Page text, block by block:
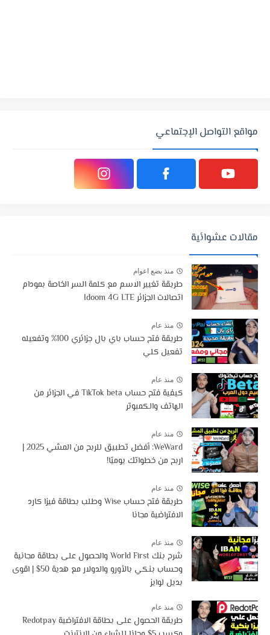
مواقع التواصل الإجتماعي
مقالات عشوائية
منذ بضع اعوام
طريقة تغيير الاسم مع كلمة السر الخاصة بمودام
اتصالات الجزائر Idoom 4G LTE
منذ عام
طريقة فتح حساب باي بال جزائري 100% وتفعيله
تفعيل كلي
منذ عام
كيفية فتح حساب TikTok beta في الجزائر من
الهاتف والكمبوتر
منذ عام
WeWard: أفضل تطبيق للربح من المشي 2025 |
اربح من خطواتك يوميًا!
منذ عام
طريقة فتح حساب Wise وطلب بطاقة فيزا كارد
الافتراضية مجانا
منذ عام
شرح بنك World First والحصول على بطاقة مجانية
وحساب بنكي بالأورو والدولار مع هدية 50$ | اقوى
بديل لوايز
منذ عام
طريقة الحصول على بطاقة الافتراضية Redotpay